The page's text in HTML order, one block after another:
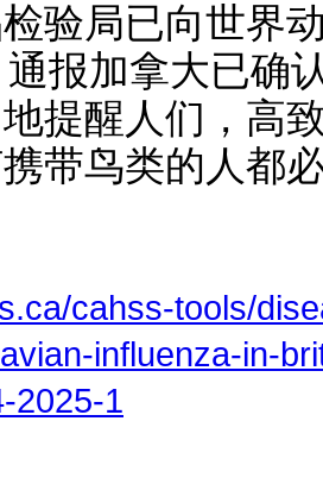
验局已向世界
通报加拿大已确
提醒人们，高
带鸟类的人都
cahss-tools/
influenza-in-
2025-1